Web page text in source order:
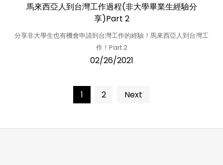
馬來西亞人到台灣工作過程(非大學畢業生經驗分
享)Part 2
分享非大學生也有機會申請到台灣工作的經驗！馬來西亞人到台灣工
作！Part 2
02/26/2021
pagination
1 2 Next